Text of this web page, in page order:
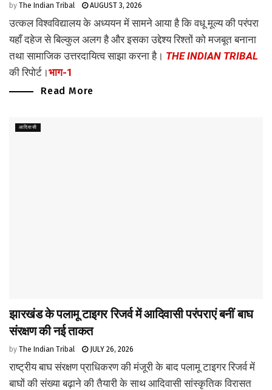
by The Indian Tribal AUGUST 3, 2026
उत्कल विश्वविद्यालय के अध्ययन में सामने आया है कि वधू मूल्य की परंपरा
यहाँ दहेज से बिल्कुल अलग है और इसका उद्देश्य रिश्तों को मजबूत बनाना
तथा सामाजिक उत्तरदायित्व साझा करना है। THE INDIAN TRIBAL
की रिपोर्ट।भाग-1
Read More
आदिवासी
झारखंड के पलामू टाइगर रिजर्व में आदिवासी परंपराएं बनीं बाघ
संरक्षण की नई ताकत
by The Indian Tribal JULY 26, 2026
राष्ट्रीय बाघ संरक्षण प्राधिकरण की मंजूरी के बाद पलामू टाइगर रिजर्व में
बाघों की संख्या बढ़ाने की तैयारी के साथ आदिवासी सांस्कृतिक विरासत